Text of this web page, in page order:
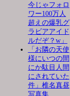
今じゃフォロ
ワー100万人
超えの爆乳グ
ラビアアイド
ルだぞ？w」
「お隣の天使
様にいつの間
にか駄目人間
にされていた
件」椎名真昼
写真集